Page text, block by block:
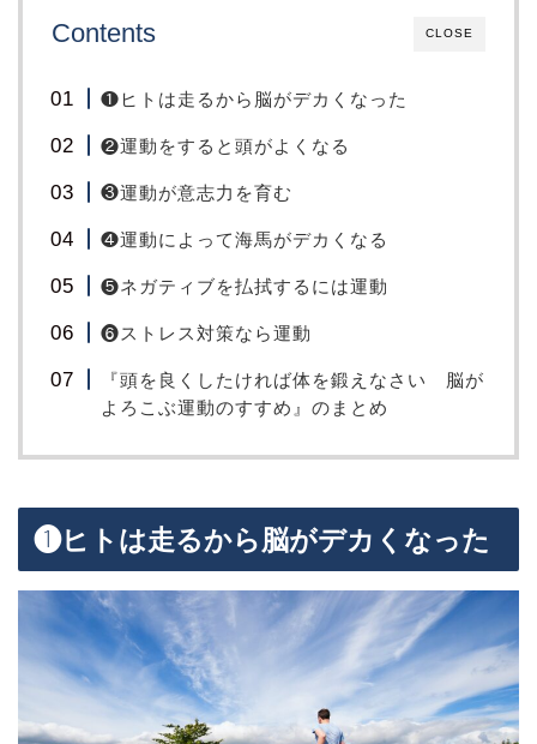
CLOSE
Contents
❶ヒトは走るから脳がデカくなった
❷運動をすると頭がよくなる
❸運動が意志力を育む
❹運動によって海馬がデカくなる
❺ネガティブを払拭するには運動
❻ストレス対策なら運動
『頭を良くしたければ体を鍛えなさい 脳が
よろこぶ運動のすすめ』のまとめ
❶ヒトは走るから脳がデカくなった